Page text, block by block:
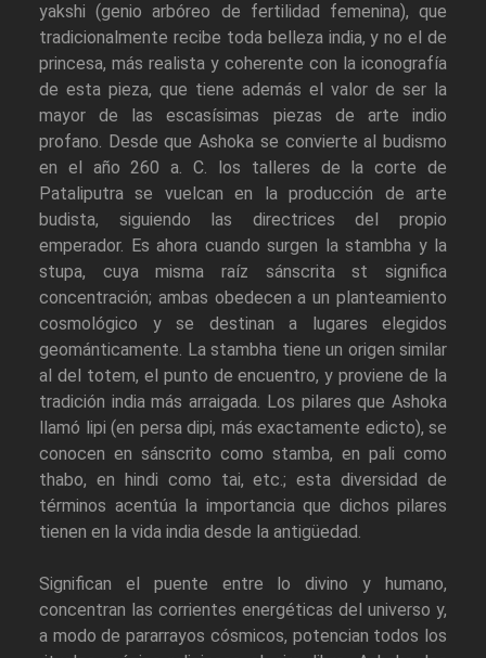
yakshi (genio arbóreo de fertilidad femenina), que
tradicionalmente recibe toda belleza india, y no el de
princesa, más realista y coherente con la iconografía
de esta pieza, que tiene además el valor de ser la
mayor de las escasísimas piezas de arte indio
profano. Desde que Ashoka se convierte al budismo
en el año 260 a. C. los talleres de la corte de
Pataliputra se vuelcan en la producción de arte
budista, siguiendo las directrices del propio
emperador. Es ahora cuando surgen la stambha y la
stupa, cuya misma raíz sánscrita st significa
concentración; ambas obedecen a un planteamiento
cosmológico y se destinan a lugares elegidos
geománticamente. La stambha tiene un origen similar
al del totem, el punto de encuentro, y proviene de la
tradición india más arraigada. Los pilares que Ashoka
llamó lipi (en persa dipi, más exactamente edicto), se
conocen en sánscrito como stamba, en pali como
thabo, en hindi como tai, etc.; esta diversidad de
términos acentúa la importancia que dichos pilares
tienen en la vida india desde la antigüedad.
Significan el puente entre lo divino y humano,
concentran las corrientes energéticas del universo y,
a modo de pararrayos cósmicos, potencian todos los